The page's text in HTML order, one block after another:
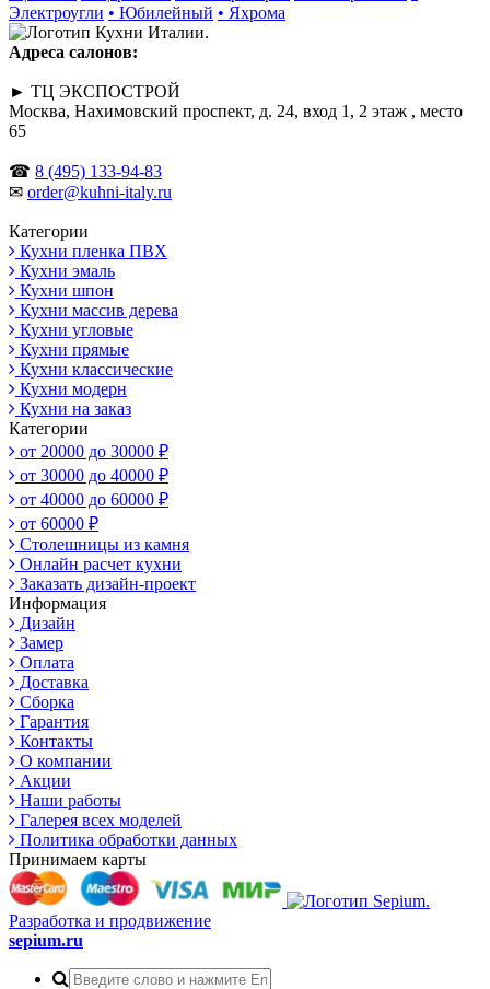
Электроугли • Юбилейный • Яхрома
Адреса салонов:
► ТЦ ЭКСПОСТРОЙ
Москва, Нахимовский проспект, д. 24, вход 1, 2 этаж , место
65
☎ 8 (495) 133-94-83
✉ order@kuhni-italy.ru
Категории
Кухни пленка ПВХ
Кухни эмаль
Кухни шпон
Кухни массив дерева
Кухни угловые
Кухни прямые
Кухни классические
Кухни модерн
Кухни на заказ
Категории
от 20000 до 30000 ₽
от 30000 до 40000 ₽
от 40000 до 60000 ₽
от 60000 ₽
Столешницы из камня
Онлайн расчет кухни
Заказать дизайн-проект
Информация
Дизайн
Замер
Оплата
Доставка
Сборка
Гарантия
Контакты
О компании
Акции
Наши работы
Галерея всех моделей
Политика обработки данных
Принимаем карты
Разработка и продвижение
sepium.ru